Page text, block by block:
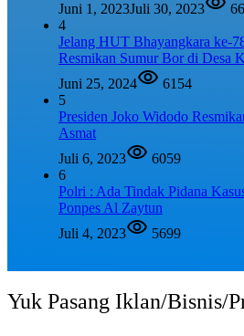
Juni 1, 2023Juli 30, 2023
4
Jelang HUT Bhayangkara ke-
Resmikan Sumur Bor di Desa
Juni 25, 2024
6154
5
Presiden Joko Widodo
Asmat
Juli 6, 2023
6059
6
Polri : Ada Tindak Pidana
Ponpes Al Zaytun
Juli 4, 2023
5699
Yuk Pasang Iklan/Bisnis/